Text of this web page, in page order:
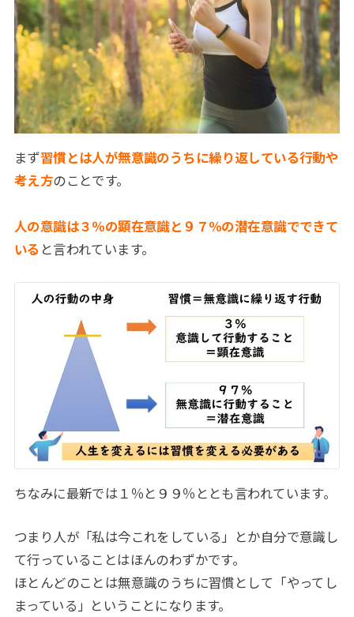
まず習慣とは人が無意識のうちに繰り返している行動や
考え方のことです。
人の意識は３％の顕在意識と９７％の潜在意識でできて
いる と言われています。
ちなみに最新では１％と９９％ととも言われています。
つまり人が「私は今これをしている」とか自分で意識し
て行っていることはほんのわずかです。
ほとんどのことは無意識のうちに習慣として「やってし
まっている」ということになります。